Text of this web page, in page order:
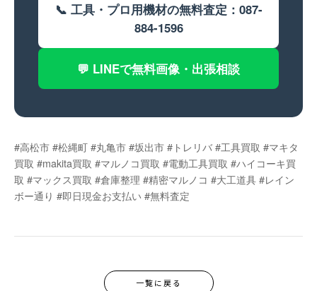
📞 工具・プロ用機材の無料査定：087-
884-1596
💬 LINEで無料画像・出張相談
#高松市 #松縄町 #丸亀市 #坂出市 #トレリバ #工具買取 #マキタ
買取 #makita買取 #マルノコ買取 #電動工具買取 #ハイコーキ買
取 #マックス買取 #倉庫整理 #精密マルノコ #大工道具 #レイン
ボー通り #即日現金お支払い #無料査定
一覧に戻る